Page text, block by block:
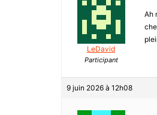
LeDavid
Participant
Ah
9 juin 2026 à 12h08